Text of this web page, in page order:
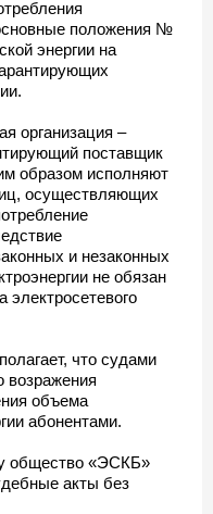
положения №
энергии на
организация –
поставщик
образом исполняют
осуществляющих
и незаконных
не обязан
электросетевого
что судами
возражения
объема
абонентами.
общество «ЭСКБ»
акты без